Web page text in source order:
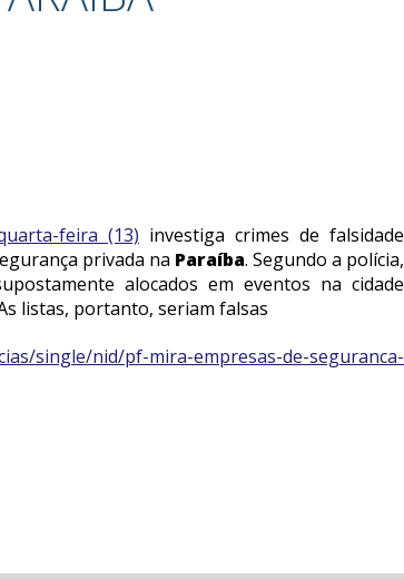
feira (13) investiga crimes de falsidade
privada na Paraíba. Segundo a polícia,
alocados em eventos na cidade
listas, portanto, seriam falsas
single/nid/pf-mira-empresas-de-seguranca-